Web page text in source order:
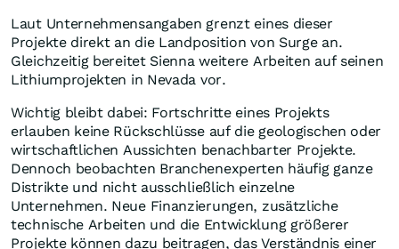
Laut Unternehmensangaben grenzt eines dieser
Projekte direkt an die Landposition von Surge an.
Gleichzeitig bereitet Sienna weitere Arbeiten auf seinen
Lithiumprojekten in Nevada vor.
Wichtig bleibt dabei: Fortschritte eines Projekts
erlauben keine Rückschlüsse auf die geologischen oder
wirtschaftlichen Aussichten benachbarter Projekte.
Dennoch beobachten Branchenexperten häufig ganze
Distrikte und nicht ausschließlich einzelne
Unternehmen. Neue Finanzierungen, zusätzliche
technische Arbeiten und die Entwicklung größerer
Projekte können dazu beitragen, das Verständnis einer